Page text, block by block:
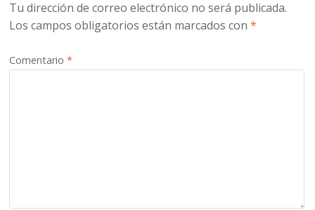
Tu dirección de correo electrónico no será publicada.
Los campos obligatorios están marcados con*
Comentario*